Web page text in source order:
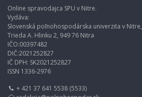
Online spravodajca SPU v Nitre.
Vydáva:
Slovenská poľnohospodárska univerzita v Nitre,
Trieda A. Hlinku 2, 949 76 Nitra
IČO:00397482
DIČ:2021252827
IČ DPH: SK2021252827
ISSN 1336-2976
+ 421 37 641 5538 (5533)